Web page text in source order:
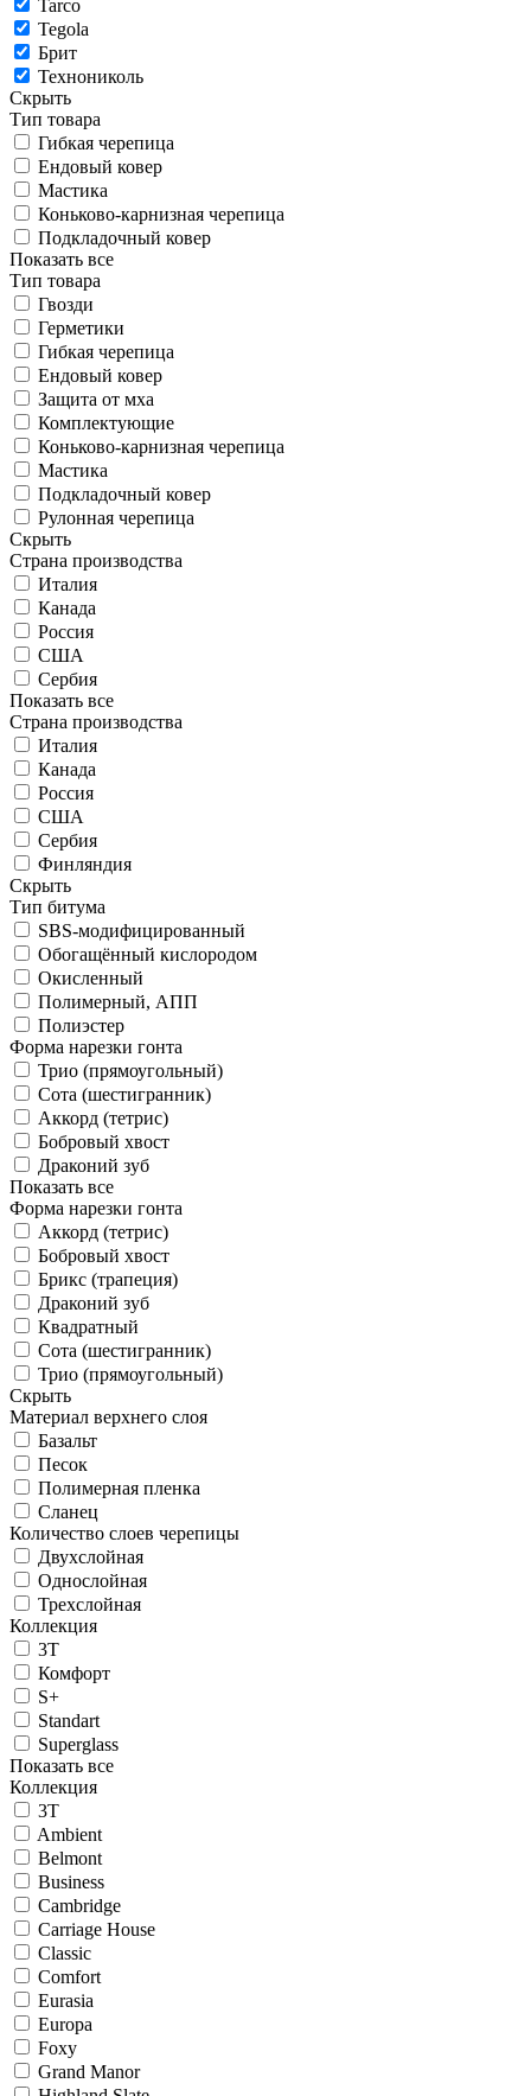
Tarco
Tegola
Брит
Технониколь
Скрыть
Тип товара
Гибкая черепица
Ендовый ковер
Мастика
Коньково-карнизная черепица
Подкладочный ковер
Показать все
Тип товара
Гвозди
Герметики
Гибкая черепица
Ендовый ковер
Защита от мха
Комплектующие
Коньково-карнизная черепица
Мастика
Подкладочный ковер
Рулонная черепица
Скрыть
Страна производства
Италия
Канада
Россия
США
Сербия
Показать все
Страна производства
Италия
Канада
Россия
США
Сербия
Финляндия
Скрыть
Тип битума
SBS-модифицированный
Обогащённый кислородом
Окисленный
Полимерный, АПП
Полиэстер
Форма нарезки гонта
Трио (прямоугольный)
Сота (шестигранник)
Аккорд (тетрис)
Бобровый хвост
Драконий зуб
Показать все
Форма нарезки гонта
Аккорд (тетрис)
Бобровый хвост
Брикс (трапеция)
Драконий зуб
Квадратный
Сота (шестигранник)
Трио (прямоугольный)
Скрыть
Материал верхнего слоя
Базальт
Песок
Полимерная пленка
Сланец
Количество слоев черепицы
Двухслойная
Однослойная
Трехслойная
Коллекция
3T
Комфорт
S+
Standart
Superglass
Показать все
Коллекция
3T
Ambient
Belmont
Business
Cambridge
Carriage House
Classic
Comfort
Eurasia
Europa
Foxy
Grand Manor